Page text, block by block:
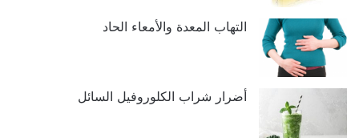
التهاب المعدة والأمعاء الحاد
أضرار شراب الكلوروفيل السائل